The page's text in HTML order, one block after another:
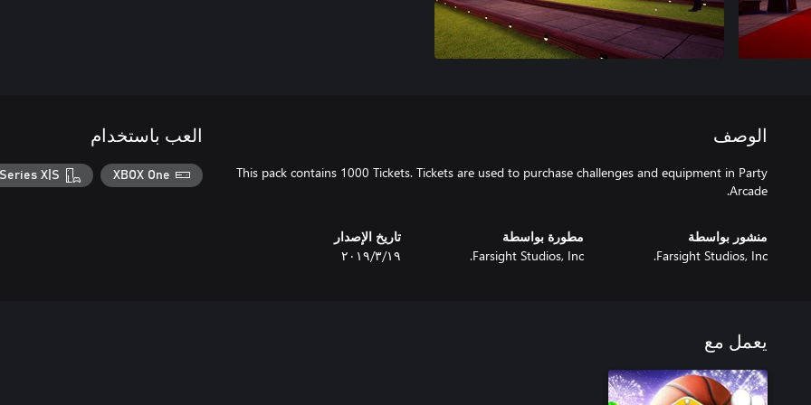
الوصف
This pack contains 1000 Tickets. Tickets are used to purchase challenges and equipment in Party
Arcade.
منشور بواسطة
Farsight Studios, Inc.
مطورة بواسطة
Farsight Studios, Inc.
تاريخ الإصدار
١٩‏/٣‏/٢٠١٩
العب باستخدام
XBOX One
X|S
يعمل مع